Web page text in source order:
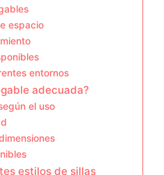
espacio
entornos
adecuada?
el uso
estilos de sillas